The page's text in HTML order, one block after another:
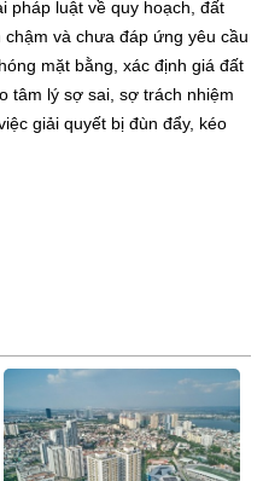
pháp luật về quy hoạch, đất
và chưa đáp ứng yêu cầu
mặt bằng, xác định giá đất
tâm lý sợ sai, sợ trách nhiệm
giải quyết bị đùn đẩy, kéo